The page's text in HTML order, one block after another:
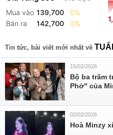
Mua vào 139,700
0%
Bán ra
142,700 0%
Tin tức, bài viết mới nhất về
15/02/2026
Bộ ba trăm
Phở" của
02/02/2026
Hoà Minzy